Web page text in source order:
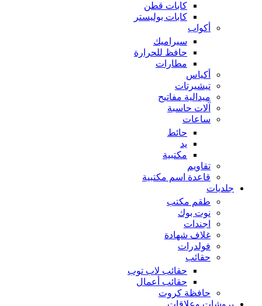
كابات قطن
كابات بوليستر
أكواب
سيراميك
حافظ للحرارة
مطارات
أكياس
تيشيرتات
ميدالية مفاتيح
آلات حاسبة
ساعات
حائط
يد
مكتبية
تقاويم
قاعدة اسم مكتبية
جلديات
طقم مكتب
نوت بوك
اجندات
غلاف شهادة
فولدرات
حقائب
حقائب لاب توب
حقائب أعمال
حافظة كروت
بروشات وعلاقات